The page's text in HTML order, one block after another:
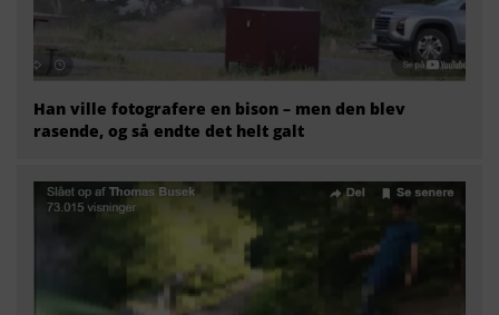
Han ville fotografere en bison – men den blev
rasende, og så endte det helt galt